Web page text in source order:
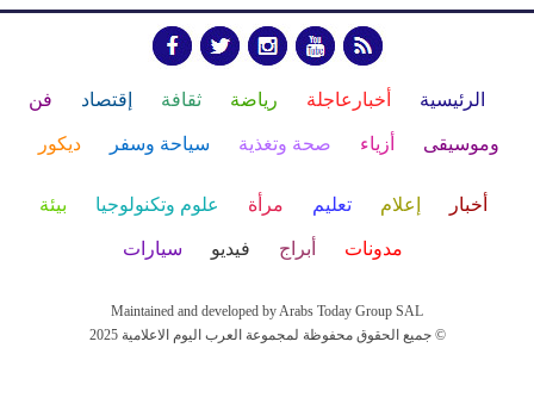
الرئيسية أخبارعاجلة رياضة ثقافة إقتصاد فن
وموسيقى أزياء صحة وتغذية سياحة وسفر ديكور
أخبار إعلام تعليم مرأة علوم وتكنولوجيا بيئة
مدونات أبراج فيديو سيارات
Maintained and developed by Arabs Today Group SAL
جميع الحقوق محفوظة لمجموعة العرب اليوم الاعلامية 2025 ©